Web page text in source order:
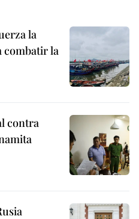
la
combatir la
contra